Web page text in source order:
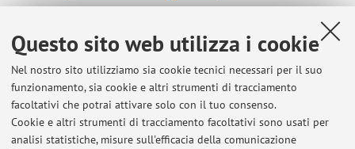
Questo sito web utilizza i cookie
Nel nostro sito utilizziamo sia cookie tecnici necessari per il suo
funzionamento, sia cookie e altri strumenti di tracciamento
facoltativi che potrai attivare solo con il tuo consenso.
Cookie e altri strumenti di tracciamento facoltativi sono usati per
analisi statistiche, misure sull'efficacia della comunicazione
Dipartimento di Scienze Aziendali
Via Capo di Lucca 34, Bologna -Vai alla mappa
Risorse in rete